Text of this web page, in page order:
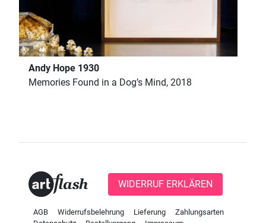
Andy Hope 1930
Memories Found in a Dog’s Mind, 2018
WIDERRUF ERKLÄREN
AGB Widerrufsbelehrung Lieferung
Zahlungsarten